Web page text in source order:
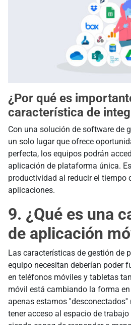
¿Por qué es
característica de
Con una solución de software de
un solo lugar que ofrece
perfecta, los equipos podrán
aplicación de plataforma única.
productividad al reducir el tiempo
aplicaciones.
9. ¿Qué es una
de aplicación
Las características de gestión de
equipo necesitan deberían poder
en teléfonos móviles y tabletas
móvil está cambiando la forma
apenas estamos ''desconectados''
tener acceso al espacio de